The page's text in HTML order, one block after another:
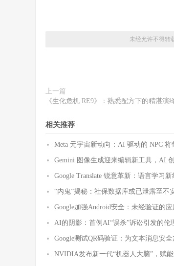
未经允许不得转
上一篇
《生化危机 RE9》：熟悉配方下的精湛演
相关推荐
Meta 元宇宙新动向：AI 驱动的 NPC
Gemini 图像生成迎来编辑新工具，AI
Google Translate 锐意革新：语言学习新
“内鬼”揭秘：社保数据库或已泄露至不
Google加强Android安全：未经验证的
AI的阴影：首例AI“误杀”诉讼引发的伦
Google测试QR码验证：为文本消息安
NVIDIA发布新一代“机器人大脑”，赋